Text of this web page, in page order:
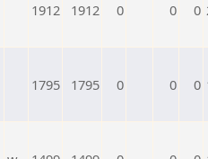
1912 1912 0 0 0
1795 1795 0 0 0